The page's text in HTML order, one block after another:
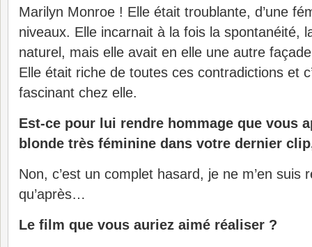
Marilyn Monroe ! Elle était troublante, d’une
niveaux. Elle incarnait à la fois la spontanéité,
naturel, mais elle avait en elle une autre
Elle était riche de toutes ces contradictions et
fascinant chez elle.
Est-ce pour lui rendre hommage que vous
blonde très féminine dans votre dernier
Non, c’est un complet hasard, je ne m’en suis
qu’après…
Le film que vous auriez aimé réaliser ?